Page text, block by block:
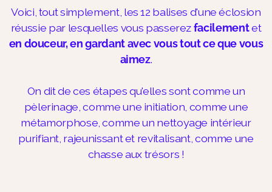
Voici, tout simplement, les 12 balises d'une éclosion
réussie par lesquelles vous passerezfacilementet
en douceur, en gardant avec vous tout ce que vous
aimez.
On dit de ces étapes qu'elles sont comme un
pèlerinage, comme une initiation, comme une
métamorphose, comme un nettoyage intérieur
purifiant, rajeunissant et revitalisant, comme une
chasse aux trésors !